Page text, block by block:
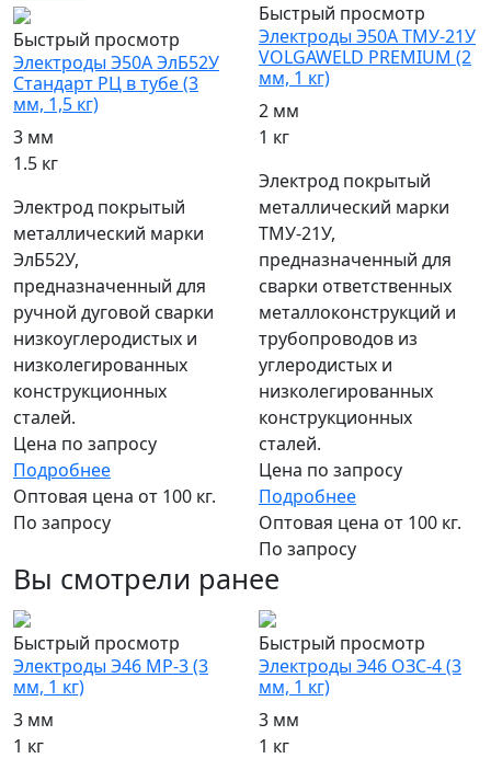
Быстрый просмотр
Электроды Э50А ЭлБ52У
Стандарт РЦ в тубе (3
мм, 1,5 кг)
3 мм
1.5 кг
Электрод покрытый
металлический марки
ЭлБ52У,
предназначенный для
ручной дуговой сварки
низкоуглеродистых и
низколегированных
конструкционных
сталей.
Цена по запросу
Подробнее
Оптовая цена от 100 кг.
По запросу
Быстрый просмотр
Электроды Э50А ТМУ-21У
VOLGAWELD PREMIUM (2
мм, 1 кг)
2 мм
1 кг
Электрод покрытый
металлический марки
ТМУ-21У,
предназначенный для
сварки ответственных
металлоконструкций и
трубопроводов из
углеродистых и
низколегированных
конструкционных
сталей.
Цена по запросу
Подробнее
Оптовая цена от 100 кг.
По запросу
Вы смотрели ранее
Быстрый просмотр
Электроды Э46 МР-3 (3
мм, 1 кг)
3 мм
1 кг
Быстрый просмотр
Электроды Э46 ОЗС-4 (3
мм, 1 кг)
3 мм
1 кг